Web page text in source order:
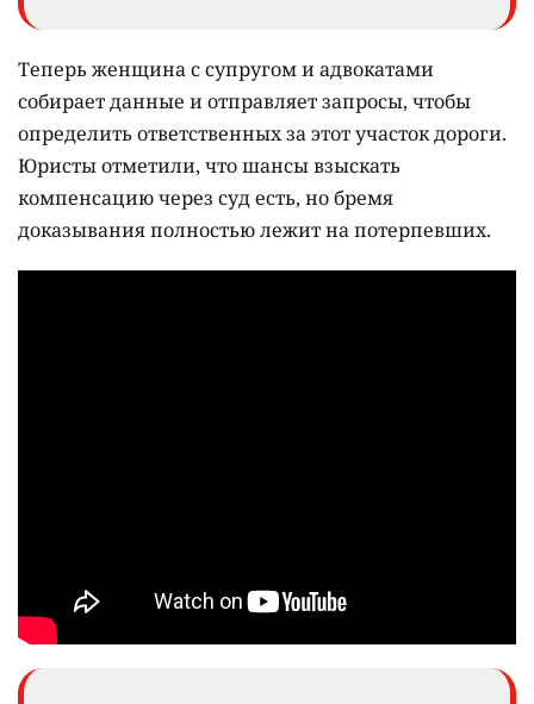
Теперь женщина с супругом и адвокатами
собирает данные и отправляет запросы, чтобы
определить ответственных за этот участок дороги.
Юристы отметили, что шансы взыскать
компенсацию через суд есть, но бремя
доказывания полностью лежит на потерпевших.